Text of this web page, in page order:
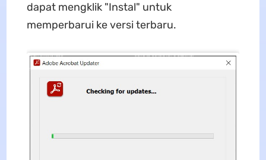
dapat mengklik "Instal" untuk
memperbarui ke versi terbaru.